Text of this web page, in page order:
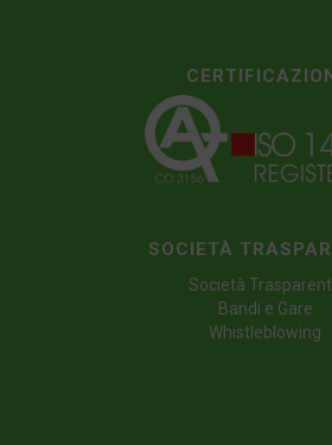
SOCIETÀ
Società
Bandi e Gare
Whistleblowing